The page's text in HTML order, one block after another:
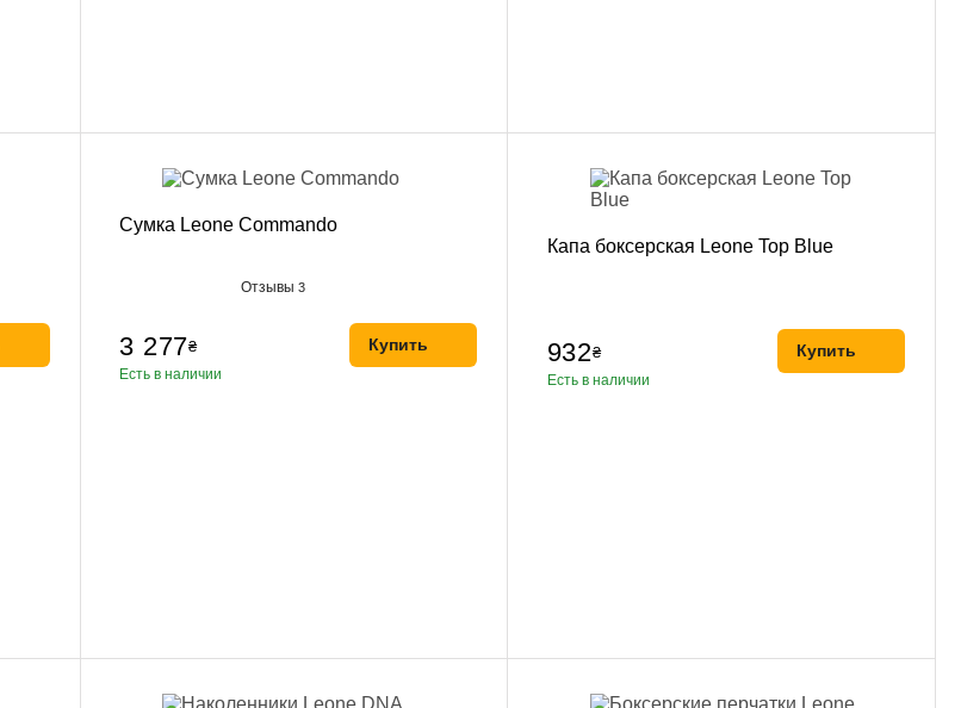
Сумка Leone Commando
Отзывы 3
3 277₴
Есть в наличии
Купить
Капа боксерская Leone Top Blue
932₴
Есть в наличии
Купить